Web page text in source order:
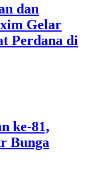
dan
Gelar
Perdana di
ke-81,
Bunga